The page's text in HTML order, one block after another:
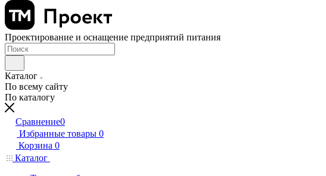
Проектирование и оснащение предприятий питания
Каталог
По всему сайту
По каталогу
Сравнение0
Избранные товары 0
Корзина 0
Каталог